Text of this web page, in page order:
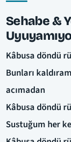
Sehabe &
Kâbusa döndü
Bunları
acımadan
Kâbusa döndü
Sustuğum her